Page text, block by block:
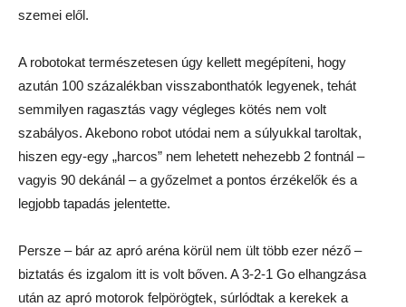
szemei elől.
A robotokat természetesen úgy kellett megépíteni, hogy
azután 100 százalékban visszabonthatók legyenek, tehát
semmilyen ragasztás vagy végleges kötés nem volt
szabályos. Akebono robot utódai nem a súlyukkal taroltak,
hiszen egy-egy „harcos” nem lehetett nehezebb 2 fontnál –
vagyis 90 dekánál – a győzelmet a pontos érzékelők és a
legjobb tapadás jelentette.
Persze – bár az apró aréna körül nem ült több ezer néző –
biztatás és izgalom itt is volt bőven. A 3-2-1 Go elhangzása
után az apró motorok felpörögtek, súrlódtak a kerekek a